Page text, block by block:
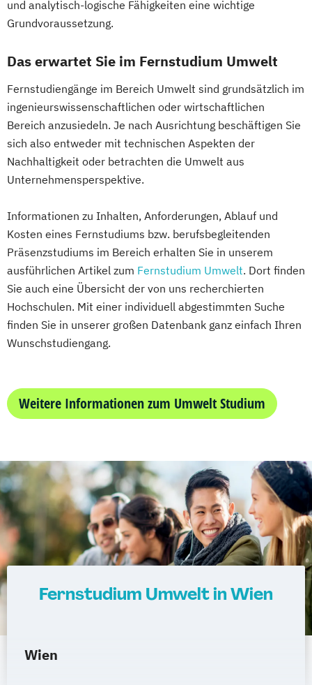
Supply Chain Management
Tourismusmanagement
Wirtschaftsingenieurwesen
Wirtschaftsingenieurwesen Medizintechnik
Wirtschaftspsychologie (DE/EN)
Wirtschaftsrecht
Fahrzeugtechnik
Gestaltung interaktiver Systeme
Informatik
Innovations- und Technologiemanagement
(M. Sc.)
Profil Anwendung
Kommunikationsdesign
Lebensmittelverfahrenstechnik
Leit- und Sicherungstechnik
Maschinenbau
Maschinenbau (M. Eng.) 3 oder 4 Semester
Materials Science
Mathematik für Studierende
wirtschaftswissenschaftlicher Fächer
Mechatronik (M. Eng.) 3 oder 4 Semester
Mediengestaltung
Nationale und internationale Zertifizierung
und Produktkennzeichnung
New Venture Management
Professional Software Engineering
Prozesssimulation in der
Verfahrenstechnik
Regenerative Energietechnik
und analytisch-logische Fähigkeiten eine wichtige
Grundvoraussetzung.
Das erwartet Sie im Fernstudium Umwelt
Fernstudiengänge im Bereich Umwelt sind grundsätzlich im
ingenieurswissenschaftlichen oder wirtschaftlichen
Bereich anzusiedeln. Je nach Ausrichtung beschäftigen Sie
sich also entweder mit technischen Aspekten der
Nachhaltigkeit oder betrachten die Umwelt aus
Unternehmensperspektive.
Informationen zu Inhalten, Anforderungen, Ablauf und
Kosten eines Fernstudiums bzw. berufsbegleitenden
Präsenzstudiums im Bereich erhalten Sie in unserem
ausführlichen Artikel zum Fernstudium Umwelt. Dort finden
Sie auch eine Übersicht der von uns recherchierten
Hochschulen. Mit einer individuell abgestimmten Suche
finden Sie in unserer großen Datenbank ganz einfach Ihren
Wunschstudiengang.
Weitere Informationen zum Umwelt Studium
Fernstudium Umwelt in Wien
Wien